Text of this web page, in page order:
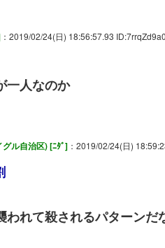
：2019/02/24(日) 18:56:57.93 ID:7rrqZd9a0
一人なのか
ル自治区) [ﾆﾀﾞ] ：2019/02/24(日)
われて殺されるパターンだ